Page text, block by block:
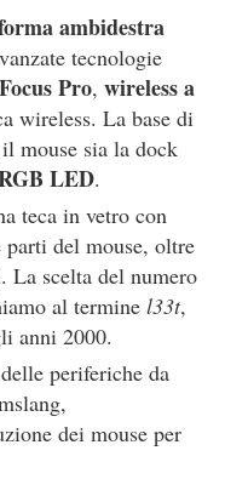
ambidestra
tecnologie
Focus Pro, wireless a
wireless. La base di
mouse sia la dock
LED.
teca in vetro con
del mouse, oltre
scelta del numero
al termine l33t,
anni 2000.
periferiche da
dei mouse per